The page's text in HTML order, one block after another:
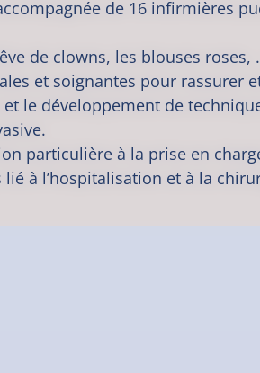
de 16 infirmières
de clowns, les blouses
et soignantes pour rassurer
le développement de
particulière à la prise en
à l’hospitalisation et à la